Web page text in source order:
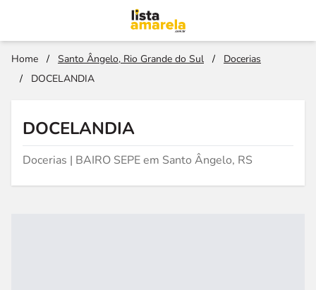
Home / Santo Ângelo, Rio Grande do Sul /
Docerias
/
DOCELANDIA
DOCELANDIA
Docerias | BAIRO SEPE em Santo Ângelo, RS